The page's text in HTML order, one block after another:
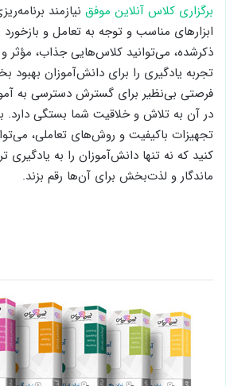
برگزاری کلاس آنلاین موفق نیازمند
ابزارهای مناسب و توجه به تعامل و
ذکرشده، می‌توانید کلاس‌هایی جذاب، مؤثر و
تجربه یادگیری را برای دانش‌آموزان
فرصتی بی‌نظیر برای گسترش دسترسی به
در آن به تلاش و خلاقیت شما بستگی دارد.
تجهیزات باکیفیت و روش‌های تعاملی،
کنید که نه تنها دانش‌آموزان را به یادگیری
ماندگار و لذت‌بخش برای آن‌ها رقم بزند.